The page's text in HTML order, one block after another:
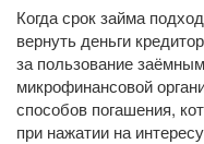
Когда срок займа
вернуть деньги
за пользование
микрофинансовой
способов погашения,
при нажатии на